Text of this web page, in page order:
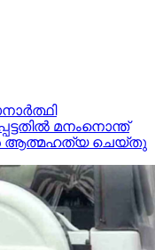
മനംനൊന്ത്
ചെയ്തു